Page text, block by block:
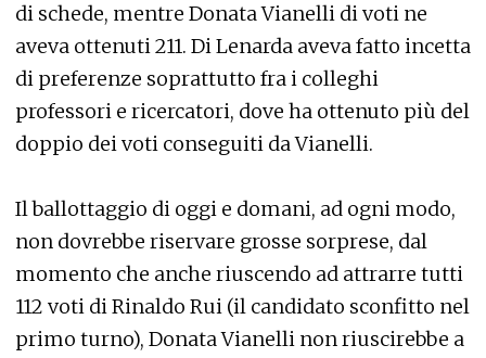
di schede, mentre Donata Vianelli di voti ne
aveva ottenuti 211. Di Lenarda aveva fatto incetta
di preferenze soprattutto fra i colleghi
professori e ricercatori, dove ha ottenuto più del
doppio dei voti conseguiti da Vianelli.
Il ballottaggio di oggi e domani, ad ogni modo,
non dovrebbe riservare grosse sorprese, dal
momento che anche riuscendo ad attrarre tutti
112 voti di Rinaldo Rui (il candidato sconfitto nel
primo turno), Donata Vianelli non riuscirebbe a